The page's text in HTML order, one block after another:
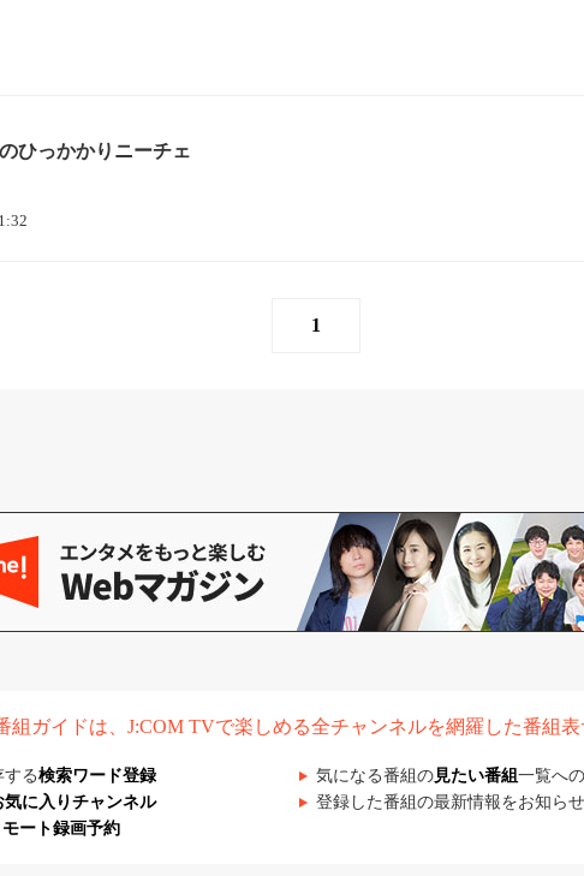
ひっかかりニーチェ
1
組ガイドは、J:COM TVで楽しめる全チャンネルを網羅した番組表
する検索ワード登録 気になる番組の見たい番組 一覧へ
気に入りチャンネル 登録した番組の最新情報をお知ら
モート録画予約